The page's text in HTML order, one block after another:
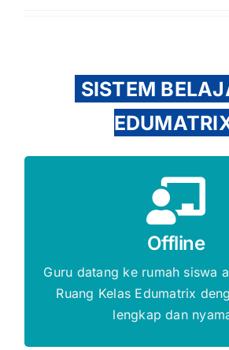
SISTEM
Offline
Guru datang ke rumah siswa
Ruang Kelas Edumatrix
lengkap dan
Gratis Biaya
DAFTAR